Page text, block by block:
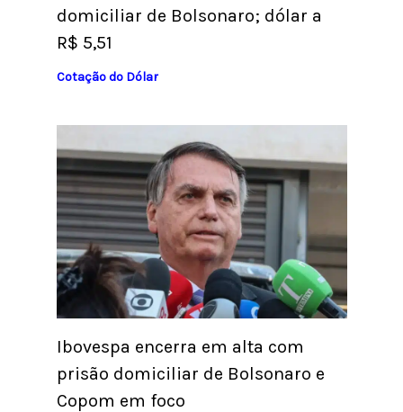
domiciliar de Bolsonaro; dólar a
R$ 5,51
Cotação do Dólar
Ibovespa encerra em alta com
prisão domiciliar de Bolsonaro e
Copom em foco